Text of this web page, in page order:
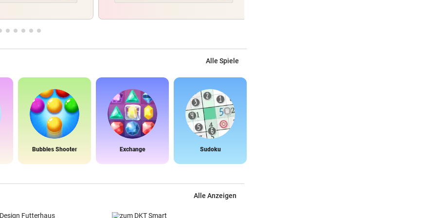
Alle Spiele
Bubbles Shooter Exchange Sudoku
Alle Anzeigen